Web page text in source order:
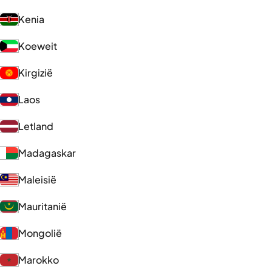
Kenia
Koeweit
Kirgizië
Laos
Letland
Madagaskar
Maleisië
Mauritanië
Mongolië
Marokko